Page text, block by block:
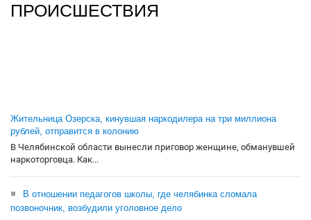
ПРОИСШЕСТВИЯ
Жительница Озерска, кинувшая наркодилера на три миллиона
рублей, отправится в колонию
В Челябинской области вынесли приговор женщине, обманувшей
наркоторговца. Как...
В отношении педагогов школы, где челябинка сломала
позвоночник, возбудили уголовное дело